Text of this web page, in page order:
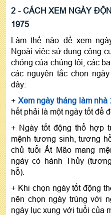
2 - CÁCH XEM NGÀY
1975
Làm thế nào để xem
Ngoài việc sử dụng công
chóng của chúng tôi, các
các nguyên tắc chọn
đây:
+ Xem ngày tháng làm nhà
hết phải là một ngày tốt để
+ Ngày tốt động thổ hợp
mệnh tương sinh, tương
chủ tuổi Ất Mão mang
ngày có hành Thủy
hỗ).
+ Khi chọn ngày tốt động
nên chọn ngày trùng với
ngày lục xung với tuổi của